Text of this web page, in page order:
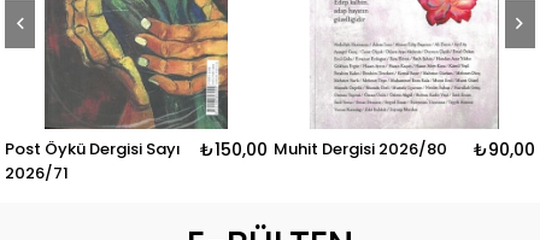
Sayı ₺150,00 Muhit Dergisi 2026/80 ₺90,00 Aktüel Tarih